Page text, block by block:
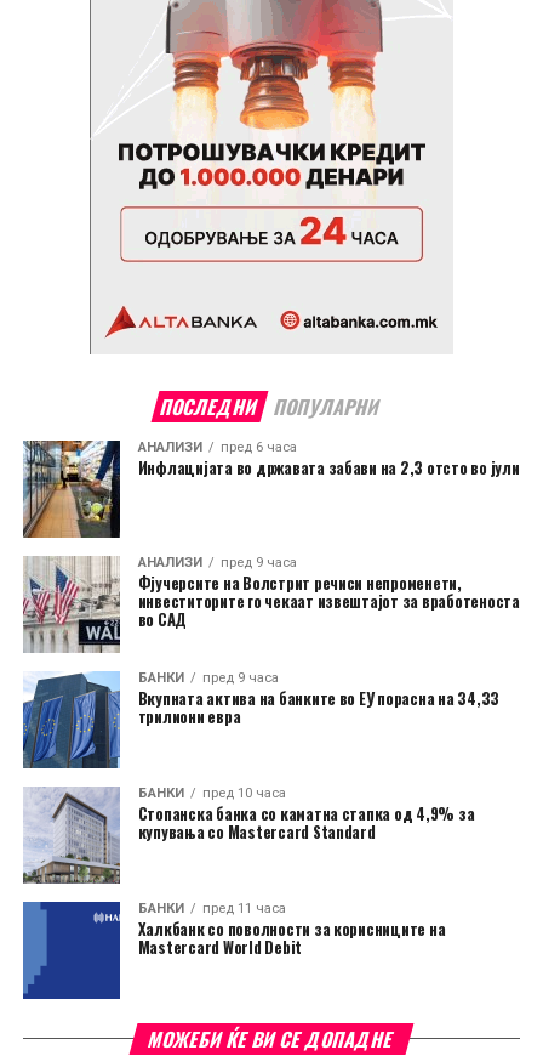
ПОСЛЕДНИ ПОПУЛАРНИ
АНАЛИЗИ пред 6 часа
Инфлацијата во државата забави на 2,3 отсто во јули
АНАЛИЗИ пред 9 часа
Фјучерсите на Волстрит речиси непроменети,
инвеститорите го чекаат извештајот за вработеноста
во САД
БАНКИ пред 9 часа
Вкупната актива на банките во ЕУ порасна на 34,33
трилиони евра
БАНКИ пред 10 часа
Стопанска банка со каматна стапка од 4,9% за
купувања со Mastercard Standard
БАНКИ пред 11 часа
Халкбанк со поволности за корисниците на
Mastercard World Debit
МОЖЕБИ ЌЕ ВИ СЕ ДОПАДНЕ